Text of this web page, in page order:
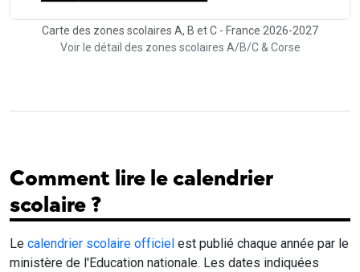
Carte des zones scolaires A, B et C - France 2026-2027
Voir le détail des zones scolaires A/B/C & Corse
Comment lire le calendrier
scolaire ?
Le calendrier scolaire officiel est publié chaque année par le
ministère de l'Education nationale. Les dates indiquées